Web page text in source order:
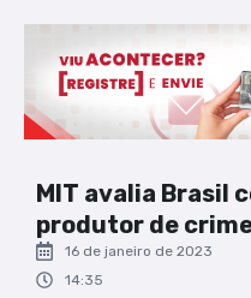
MIT avalia Brasil
produtor de
16 de janeiro de 2023
14:35